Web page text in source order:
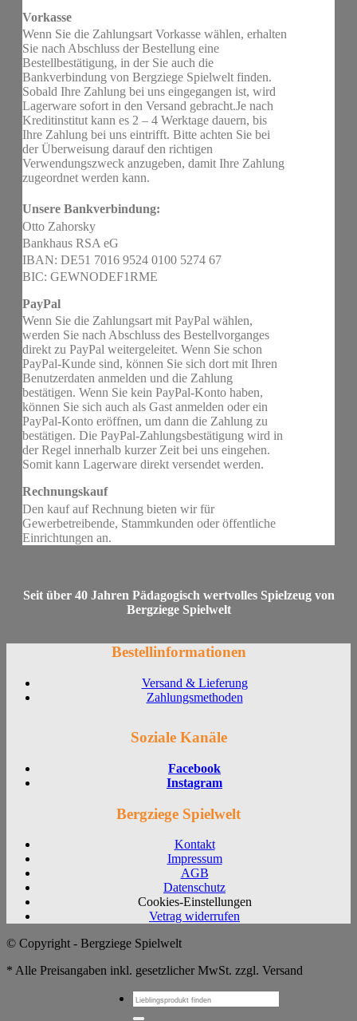
Vorkasse
Wenn Sie die Zahlungsart Vorkasse wählen, erhalten
Sie nach Abschluss der Bestellung eine
Bestellbestätigung, in der Sie auch die
Bankverbindung von Bergziege Spielwelt finden.
Sobald Ihre Zahlung bei uns eingegangen ist, wird
Lagerware sofort in den Versand gebracht.Je nach
Kreditinstitut kann es 2 – 4 Werktage dauern, bis
Ihre Zahlung bei uns eintrifft. Bitte achten Sie bei
der Überweisung darauf den richtigen
Verwendungszweck anzugeben, damit Ihre Zahlung
zugeordnet werden kann.
Unsere Bankverbindung:
Otto Zahorsky
Bankhaus RSA eG
IBAN: DE51 7016 9524 0100 5274 67
BIC: GEWNODEF1RME
PayPal
Wenn Sie die Zahlungsart mit PayPal wählen,
werden Sie nach Abschluss des Bestellvorganges
direkt zu PayPal weitergeleitet. Wenn Sie schon
PayPal-Kunde sind, können Sie sich dort mit Ihren
Benutzerdaten anmelden und die Zahlung
bestätigen. Wenn Sie kein PayPal-Konto haben,
können Sie sich auch als Gast anmelden oder ein
PayPal-Konto eröffnen, um dann die Zahlung zu
bestätigen. Die PayPal-Zahlungsbestätigung wird in
der Regel innerhalb kurzer Zeit bei uns eingehen.
Somit kann Lagerware direkt versendet werden.
Rechnungskauf
Den kauf auf Rechnung bieten wir für
Gewerbetreibende, Stammkunden oder öffentliche
Einrichtungen an.
Seit über 40 Jahren Pädagogisch wertvolles Spielzeug von
Bergziege Spielwelt
Bestellinformationen
Versand & Lieferung
Zahlungsmethoden
Soziale Kanäle
Facebook
Instagram
Bergziege Spielwelt
Kontakt
Impressum
AGB
Datenschutz
Cookies-Einstellungen
Vetrag widerrufen
© Copyright - Bergziege Spielwelt
* Alle Preisangaben inkl. gesetzlicher MwSt. zzgl. Versand
Suchen
nach: